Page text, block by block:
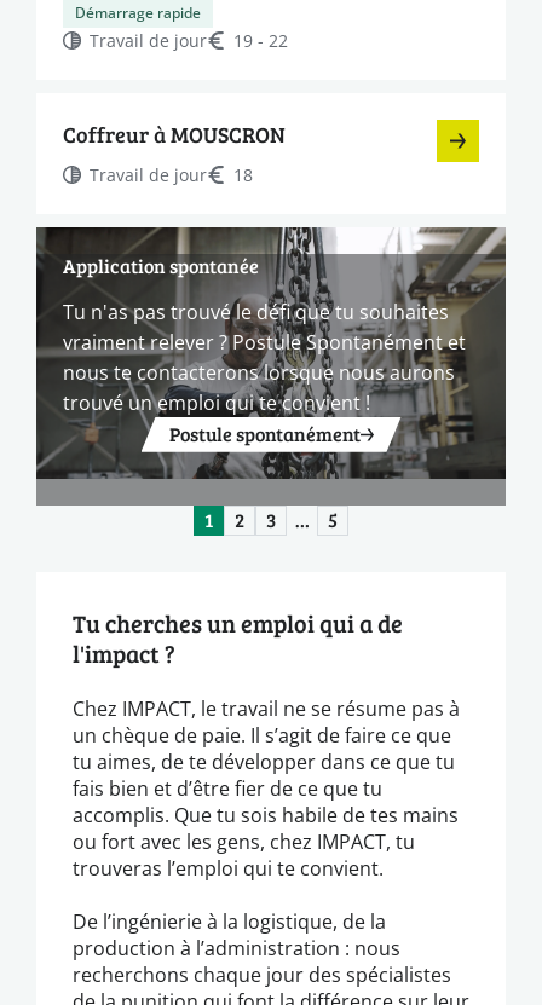
Démarrage rapide
Travail de jour 19 - 22
Coffreur à MOUSCRON
Travail de jour 18
Application spontanée
Tu n'as pas trouvé le défi que tu souhaites
vraiment relever ? Postule Spontanément et
nous te contacterons lorsque nous aurons
trouvé un emploi qui te convient !
Postule spontanément
1 2 3 … 5
Tu cherches un emploi qui a de
l'impact ?
Chez IMPACT, le travail ne se résume pas à
un chèque de paie. Il s’agit de faire ce que
tu aimes, de te développer dans ce que tu
fais bien et d’être fier de ce que tu
accomplis. Que tu sois habile de tes mains
ou fort avec les gens, chez IMPACT, tu
trouveras l’emploi qui te convient.
De l’ingénierie à la logistique, de la
production à l’administration : nous
recherchons chaque jour des spécialistes